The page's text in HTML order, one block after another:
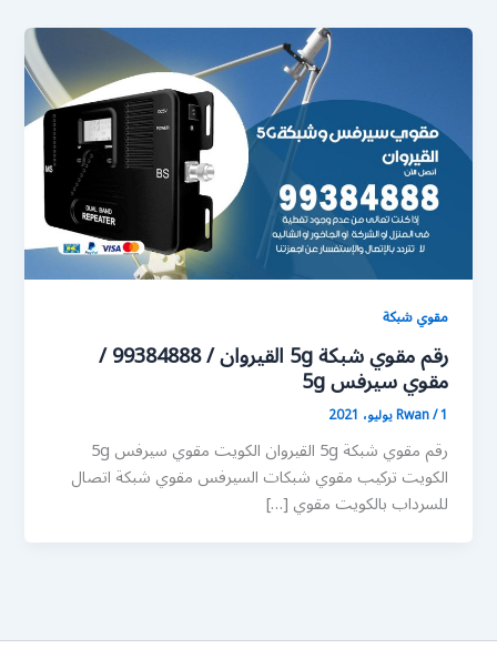
مقوي شبكة
رقم مقوي شبكة 5g القيروان / 99384888 /
مقوي سيرفس 5g
Rwan/1 يوليو، 2021
رقم مقوي شبكة 5g القيروان الكويت مقوي سيرفس 5g
الكويت تركيب مقوي شبكات السيرفس مقوي شبكة اتصال
للسرداب بالكويت مقوي […]